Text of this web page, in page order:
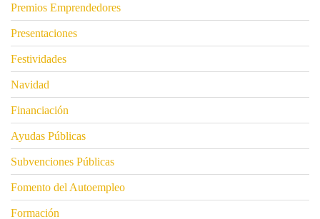
Premios Emprendedores
Presentaciones
Festividades
Navidad
Financiación
Ayudas Públicas
Subvenciones Públicas
Fomento del Autoempleo
Formación